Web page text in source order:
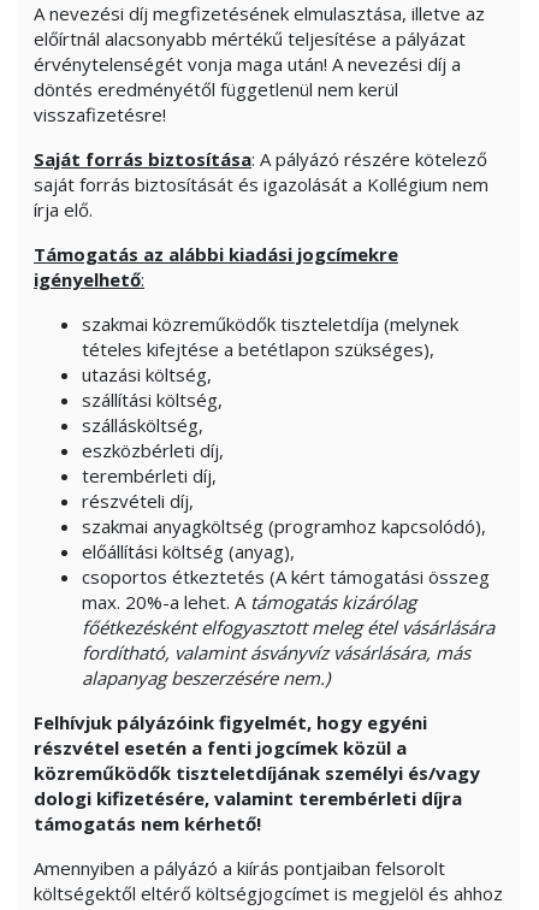
A nevezési díj megfizetésének elmulasztása, illetve az
előírtnál alacsonyabb mértékű teljesítése a pályázat
érvénytelenségét vonja maga után! A nevezési díj a
döntés eredményétől függetlenül nem kerül
visszafizetésre!
Saját forrás biztosítása: A pályázó részére kötelező
saját forrás biztosítását és igazolását a Kollégium nem
írja elő.
Támogatás az alábbi kiadási jogcímekre
igényelhető:
szakmai közreműködők tiszteletdíja (melynek
tételes kifejtése a betétlapon szükséges),
utazási költség,
szállítási költség,
szállásköltség,
eszközbérleti díj,
terembérleti díj,
részvételi díj,
szakmai anyagköltség (programhoz kapcsolódó),
előállítási költség (anyag),
csoportos étkeztetés (A kért támogatási összeg
max. 20%-a lehet. Atámogatás kizárólag
főétkezésként elfogyasztott meleg étel vásárlására
fordítható, valamint ásványvíz vásárlására, más
alapanyag beszerzésére nem.)
Felhívjuk pályázóink figyelmét, hogy egyéni
részvétel esetén a fenti jogcímek közül a
közreműködők tiszteletdíjának személyi és/vagy
dologi kifizetésére, valamint terembérleti díjra
támogatás nem kérhető!
Amennyiben a pályázó a kiírás pontjaiban felsorolt
költségektől eltérő költségjogcímet is megjelöl és ahhoz